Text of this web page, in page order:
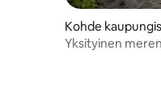
Kohde
urg
Yksityinen